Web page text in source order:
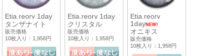
Etia.reorv 1day
タンザナイト
販売価格
10枚入り：1,958円
Etia.reorv 1day
クリスタル
販売価格
10枚入り：1,958円
Etia.reorv
1dayNEW!
オニキス
販売価格
10枚入り：1,958円